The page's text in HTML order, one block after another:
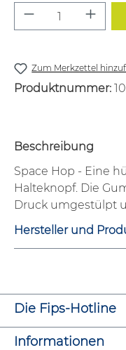
Produkt
Zum Merkzettel
Produktnummer:
Beschreibung
Space Hop - Eine
Halteknopf. Die
Druck umgestülpt
Hersteller und
Die Fips-Hotline
Informationen